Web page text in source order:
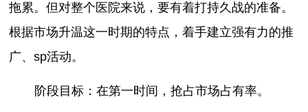
拖累。但对整个医院来说，要有着打持久战的准备。
根据市场升温这一时期的特点，着手建立强有力的推
广、sp活动。
阶段目标：在第一时间，抢占市场占有率。